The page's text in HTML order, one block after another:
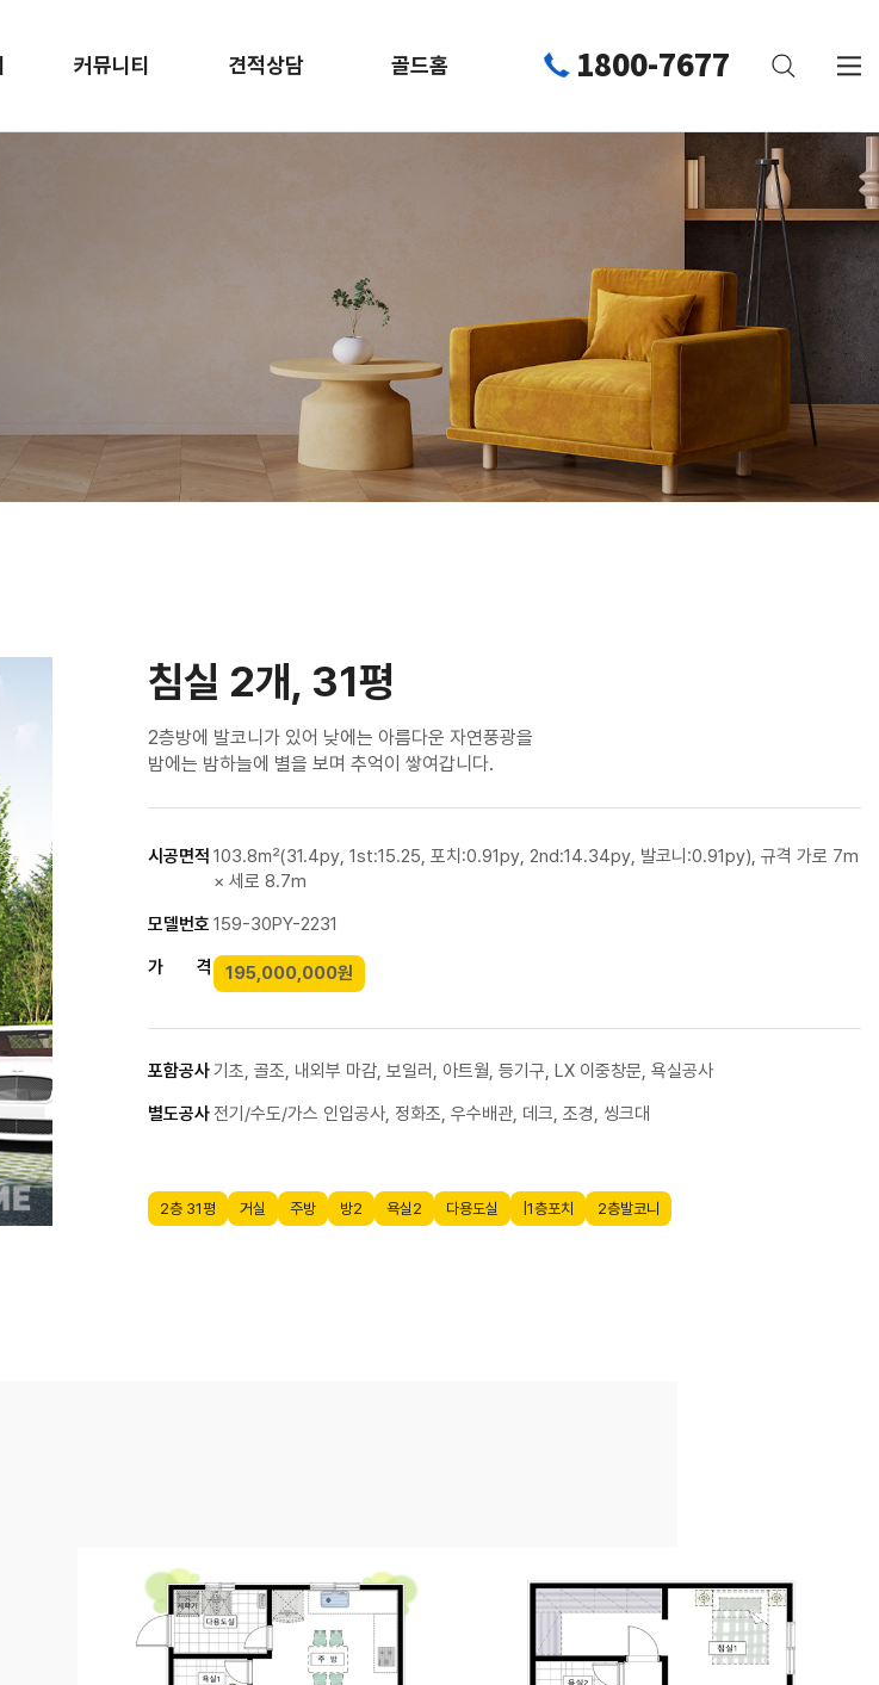
커뮤니티 견적상담 골드홈 1800-7677
침실 2개, 31평
2층방에 발코니가 있어 낮에는 아름다운 자연풍광을
밤에는 밤하늘에 별을 보며 추억이 쌓여갑니다.
시공면적 103.8㎡(31.4py, 1st:15.25, 포치:0.91py, 2nd:14.34py, 발코니:0.91py), 규격 가로 7m
× 세로 8.7m
모델번호159-30PY-2231
가 격
195,000,000원
포함공사기초, 골조, 내외부 마감, 보일러, 아트월, 등기구, LX 이중창문, 욕실공사
별도공사전기/수도/가스 인입공사, 정화조, 우수배관, 데크, 조경, 씽크대
2층 31평 거실 주방 방2 욕실2 다용도실 |1층포치 2층발코니